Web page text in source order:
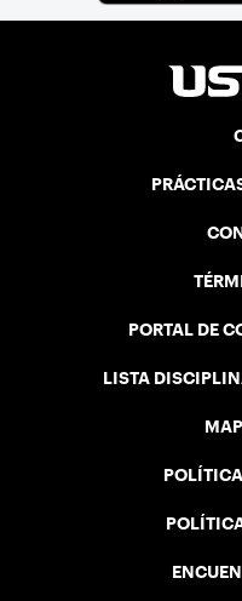
PORTAL DE
LISTA